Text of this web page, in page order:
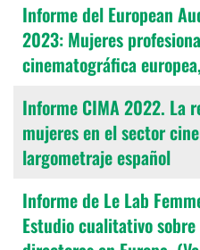
Informe del European
2023: Mujeres
cinematográfica
Informe CIMA 2022. La
mujeres en el sector
largometraje español
Informe de Le Lab
Estudio cualitativo